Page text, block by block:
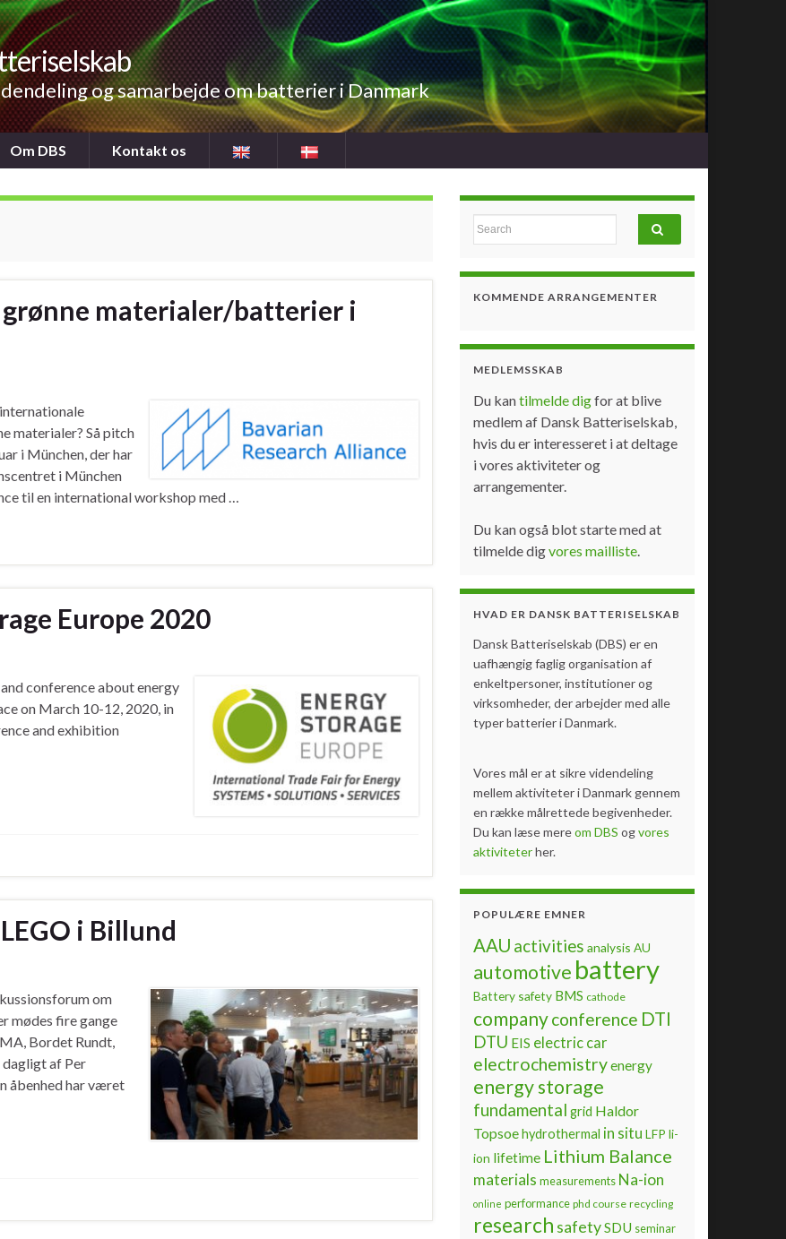
og samarbejde om batterier i Danmark
Om DBS Kontakt os
grønne materialer/batterier i
materialer? Så pitch
i München, der har
i München
til en international workshop med …
Europe 2020
conference about energy
on March 10-12, 2020, in
and exhibition
i Billund
om
mødes fire gange
Bordet Rundt,
dagligt af Per
åbenhed har været
Search for:
KOMMENDE ARRANGEMENTER
MEDLEMSSKAB
Du kantilmelde digfor at blive
medlem af Dansk Batteriselskab,
hvis du er interesseret i at deltage
i vores aktiviteter og
arrangementer.
Du kan også blot starte med at
tilmelde digvores mailliste.
HVAD ER DANSK BATTERISELSKAB
Dansk Batteriselskab (DBS) er en
uafhængig faglig organisation af
enkeltpersoner, institutioner og
virksomheder, der arbejder med alle
typer batterier i Danmark.
Vores mål er at sikre videndeling
mellem aktiviteter i Danmark gennem
en række målrettede begivenheder.
Du kan læse mereom DBS ogvores
aktiviteterher.
POPULÆRE EMNER
AAU activities analysis AU
automotive battery
Battery safety BMS cathode
companyconference DTI
DTU EIS electric car
electrochemistryenergy
energy storage
fundamental grid Haldor
Topsoe hydrothermal in situ LFP li-
ion lifetime Lithium Balance
materials measurements Na-ion
online performance phd course recycling
research safetySDU seminar